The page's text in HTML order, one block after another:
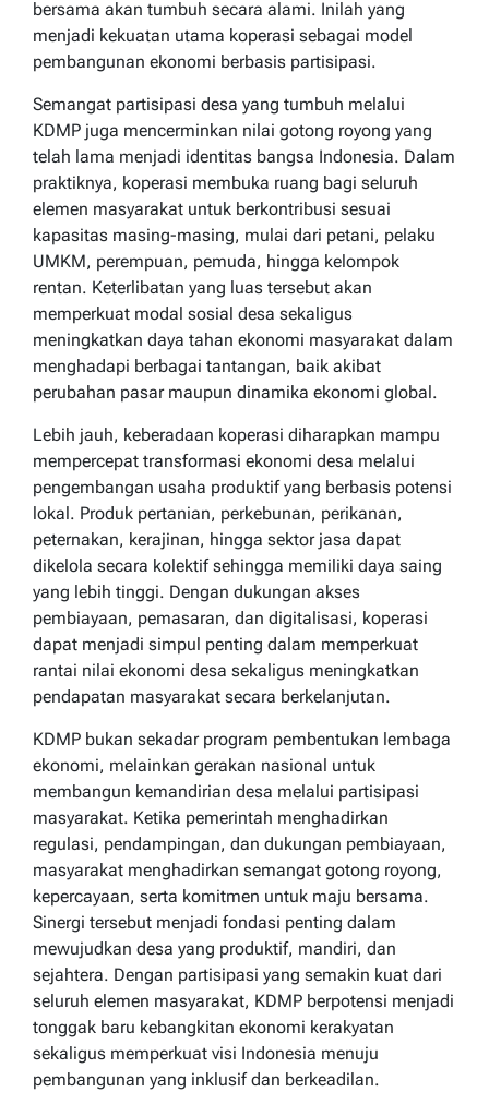
bersama akan tumbuh secara alami. Inilah yang
menjadi kekuatan utama koperasi sebagai model
pembangunan ekonomi berbasis partisipasi.
Semangat partisipasi desa yang tumbuh melalui
KDMP juga mencerminkan nilai gotong royong yang
telah lama menjadi identitas bangsa Indonesia. Dalam
praktiknya, koperasi membuka ruang bagi seluruh
elemen masyarakat untuk berkontribusi sesuai
kapasitas masing-masing, mulai dari petani, pelaku
UMKM, perempuan, pemuda, hingga kelompok
rentan. Keterlibatan yang luas tersebut akan
memperkuat modal sosial desa sekaligus
meningkatkan daya tahan ekonomi masyarakat dalam
menghadapi berbagai tantangan, baik akibat
perubahan pasar maupun dinamika ekonomi global.
Lebih jauh, keberadaan koperasi diharapkan mampu
mempercepat transformasi ekonomi desa melalui
pengembangan usaha produktif yang berbasis potensi
lokal. Produk pertanian, perkebunan, perikanan,
peternakan, kerajinan, hingga sektor jasa dapat
dikelola secara kolektif sehingga memiliki daya saing
yang lebih tinggi. Dengan dukungan akses
pembiayaan, pemasaran, dan digitalisasi, koperasi
dapat menjadi simpul penting dalam memperkuat
rantai nilai ekonomi desa sekaligus meningkatkan
pendapatan masyarakat secara berkelanjutan.
KDMP bukan sekadar program pembentukan lembaga
ekonomi, melainkan gerakan nasional untuk
membangun kemandirian desa melalui partisipasi
masyarakat. Ketika pemerintah menghadirkan
regulasi, pendampingan, dan dukungan pembiayaan,
masyarakat menghadirkan semangat gotong royong,
kepercayaan, serta komitmen untuk maju bersama.
Sinergi tersebut menjadi fondasi penting dalam
mewujudkan desa yang produktif, mandiri, dan
sejahtera. Dengan partisipasi yang semakin kuat dari
seluruh elemen masyarakat, KDMP berpotensi menjadi
tonggak baru kebangkitan ekonomi kerakyatan
sekaligus memperkuat visi Indonesia menuju
pembangunan yang inklusif dan berkeadilan.